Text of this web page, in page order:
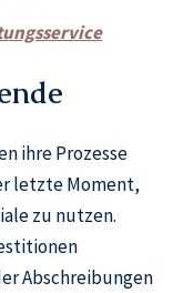
ihre Prozesse
letzte Moment,
zu nutzen.
Abschreibungen